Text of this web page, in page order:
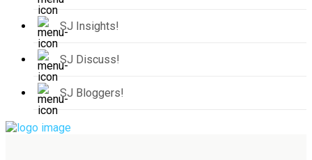
SJ Insights!
SJ Discuss!
SJ Bloggers!